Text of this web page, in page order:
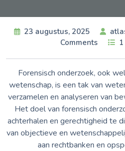
23 augustus, 2025
Comments
Forensisch onderzoek, ook
wetenschap, is een tak van
verzamelen en analyseren van
Het doel van forensisch
achterhalen en gerechtigheid te
van objectieve en
aan rechtbanken en